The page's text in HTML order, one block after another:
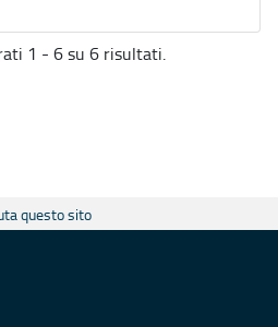
1 - 6 su 6 risultati.
questo sito